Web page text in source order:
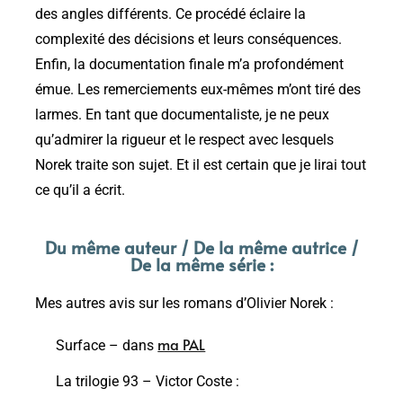
des angles différents. Ce procédé éclaire la
complexité des décisions et leurs conséquences.
Enfin, la documentation finale m’a profondément
émue. Les remerciements eux-mêmes m’ont tiré des
larmes. En tant que documentaliste, je ne peux
qu’admirer la rigueur et le respect avec lesquels
Norek traite son sujet. Et il est certain que je lirai tout
ce qu’il a écrit.
Du même auteur / De la même autrice /
De la même série :
Mes autres avis sur les romans d’Olivier Norek :
Surface – dans ma PAL
La trilogie 93 – Victor Coste :